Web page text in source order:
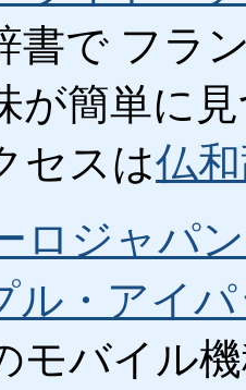
書で フラ
が簡単に
セスは仏
ロジャパ
ル・アイ
モバイル